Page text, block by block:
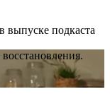
выпуске подкаста